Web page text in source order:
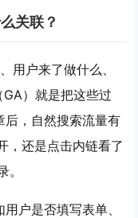
关联？
用户来了做什么、
）就是把这些过
后，自然搜索流量有
，还是点击内链看了
户是否填写表单、